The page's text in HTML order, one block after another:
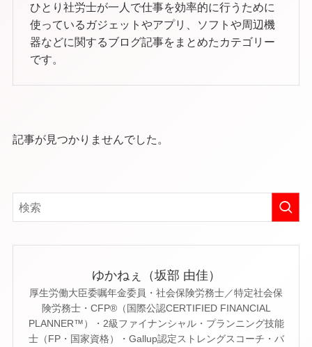
ひとり社労士が一人で仕事を効率的に行うために
使っているガジェットやアプリ、ソフトや周辺機
器などに関するブログ記事をまとめたカテゴリー
です。
記事が見つかりませんでした。
ゆかねぇ（坂部 由佳）
厚生労働大臣委嘱年金委員・社会保険労務士／特定社会保
険労務士・CFP®（国際公認CERTIFIED FINANCIAL
PLANNER™）・2級ファイナンシャル・プランニング技能
士（FP・国家資格）・Gallup認定ストレングスコーチ・バ